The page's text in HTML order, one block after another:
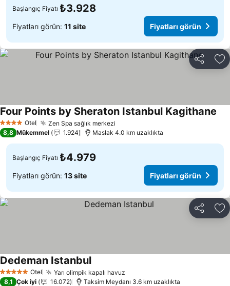
Başlangıç Fiyatı ₺3.928
Fiyatları görün: 11 site Fiyatları görün
Paylaş
4 Yıldız Otel Zen Spa sağlık merkezi
Four Points by Sheraton Istanbul Kagithane
8,8 Mükemmel 1.924 Maslak 4.0 km uzaklıkta
Başlangıç Fiyatı ₺4.979
Fiyatları görün: 13 site Fiyatları görün
Paylaş
5 Yıldız Otel Yarı olimpik kapalı havuz
Dedeman IstanbulFiyatları görün
8,1 Çok iyi 16.072 Taksim Meydanı 3.6 km uzaklıkta